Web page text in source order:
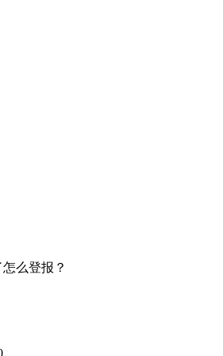
么登报？